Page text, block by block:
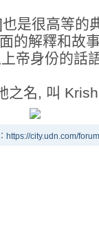
是很高等的
的解釋和故
帝身份的話
之名, 叫
https://city.udn.com/